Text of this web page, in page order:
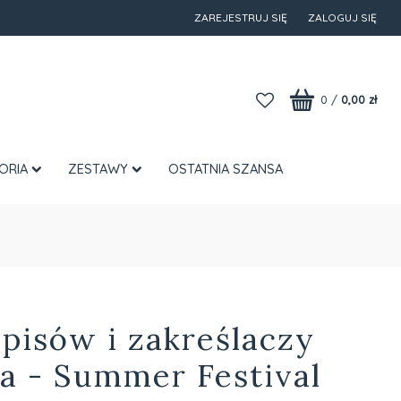
ZAREJESTRUJ SIĘ ZALOGUJ SIĘ
0 / 0,00 zł
ZESTAWY OSTATNIA SZANSA
i zakreślaczy
- Summer Festival